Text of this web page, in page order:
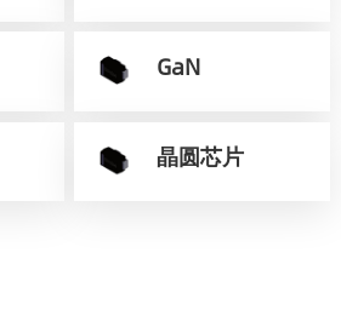
GaN
晶圆芯片